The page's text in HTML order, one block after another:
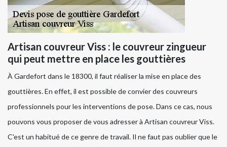
Artisan couvreur Viss : le couvreur zingueur
qui peut mettre en place les gouttières
À Gardefort dans le 18300, il faut réaliser la mise en place des
gouttières. En effet, il est possible de convier des couvreurs
professionnels pour les interventions de pose. Dans ce cas, nous
pouvons vous proposer de vous adresser à Artisan couvreur Viss.
C'est un habitué de ce genre de travail. Il ne faut pas oublier que le